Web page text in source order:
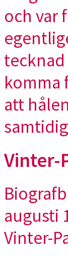
och var
komma
att
Vinter-
augusti
Vinter-